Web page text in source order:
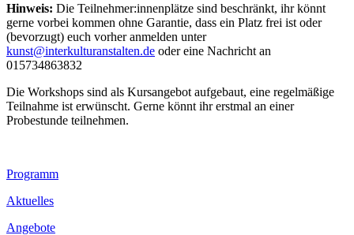
Hinweis: Die Teilnehmer:innenplätze sind beschränkt, ihr könnt
gerne vorbei kommen ohne Garantie, dass ein Platz frei ist oder
(bevorzugt) euch vorher anmelden unter
kunst@interkulturanstalten.de oder eine Nachricht an
015734863832
Die Workshops sind als Kursangebot aufgebaut, eine regelmäßige
Teilnahme ist erwünscht. Gerne könnt ihr erstmal an einer
Probestunde teilnehmen.
Footer
Inhalt
Programm
Aktuelles
Angebote